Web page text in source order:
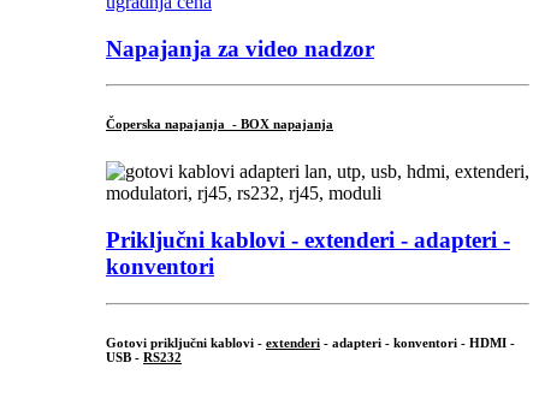
Napajanja za video nadzor
Čoperska napajanja - BOX napajanja
Priključni kablovi - extenderi - adapteri -
konventori
Gotovi priključni kablovi - extenderi - adapteri - konventori - HDMI -
USB - RS232